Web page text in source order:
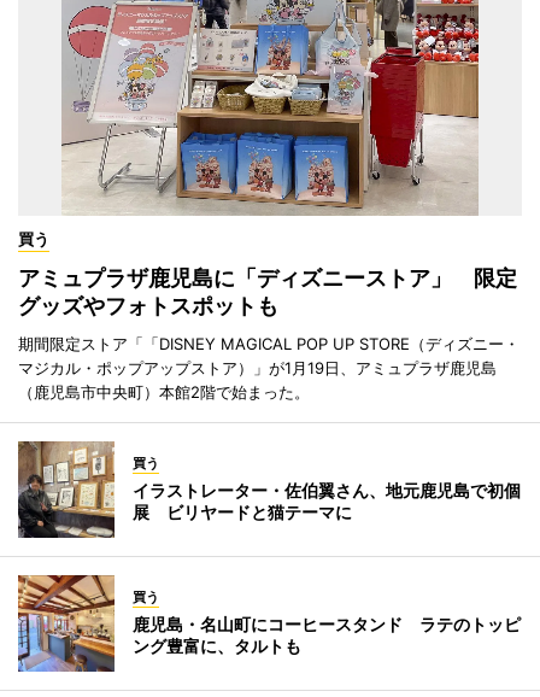
買う
アミュプラザ鹿児島に「ディズニーストア」 限定
グッズやフォトスポットも
期間限定ストア「「DISNEY MAGICAL POP UP STORE（ディズニー・
マジカル・ポップアップストア）」が1月19日、アミュプラザ鹿児島
（鹿児島市中央町）本館2階で始まった。
買う
イラストレーター・佐伯翼さん、地元鹿児島で初個
展 ビリヤードと猫テーマに
買う
鹿児島・名山町にコーヒースタンド ラテのトッピ
ング豊富に、タルトも